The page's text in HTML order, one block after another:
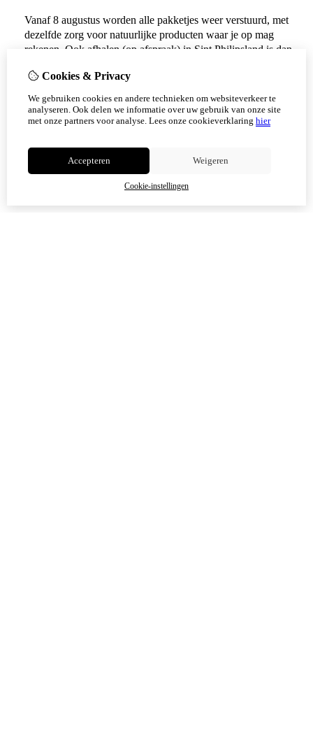
Cookies & Privacy
We gebruiken cookies en andere technieken om websiteverkeer te
analyseren. Ook delen we informatie over uw gebruik van onze site
met onze partners voor analyse. Lees onze cookieverklaring hier
Accepteren Weigeren
Cookie-instellingen
Vanaf 8 augustus worden alle pakketjes weer verstuurd, met
dezelfde zorg voor natuurlijke producten waar je op mag
rekenen. Ook afhalen (op afspraak) in Sint Philipsland is dan
Vanaf 17 augustus zijn alle afhaalpunten (Tholen en
Scherpenisse) weer geopend.